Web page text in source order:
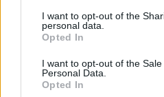
I want to opt-out of the
personal data.
Opted In
I want to opt-out of the
Personal Data.
Opted In
Συνάντηση εργασίας για
ΗΜΑΘΙΑ Τρίτη, 5 Μαΐου 2026 10:57 ΠΜ
Συλλόγου Γεωργών Βέροιας, τον
Ημαθίας και υπαλλήλους του